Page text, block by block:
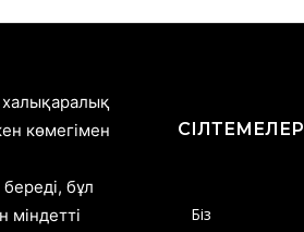
көмегімен
бұл
міндетті
СІЛТЕМЕЛЕР
Біз